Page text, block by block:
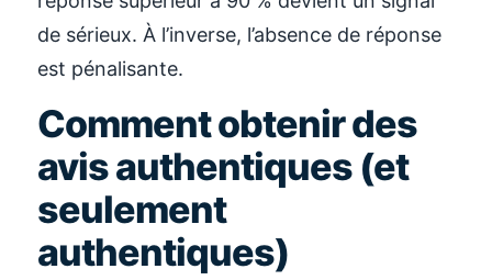
de sérieux. À l’inverse, l’absence de réponse
est pénalisante.
Comment obtenir des
avis authentiques (et
seulement
authentiques)